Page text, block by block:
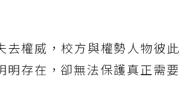
去權威，校方與權勢人物彼此
明存在，卻無法保護真正需要